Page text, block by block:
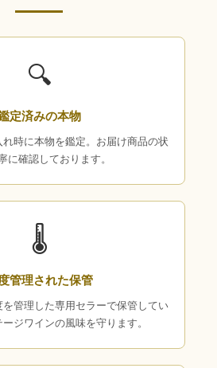
🔍
定済みの本物
時に本物を鑑定。お届け商品の状
に確認しております。
🌡
管理された保管
管理した専用セラーで保管してい
ジワインの風味を守ります。